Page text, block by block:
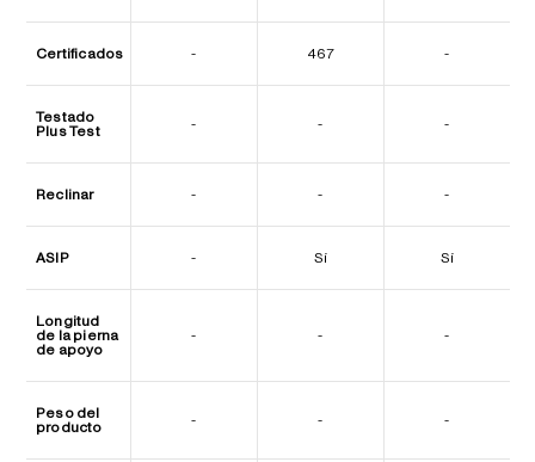
Certificados - 467 -
Testado
Plus Test
- - -
Reclinar - - -
ASIP - Sí Sí
Longitud
de la pierna
de apoyo
- - -
Peso del
producto
- - -